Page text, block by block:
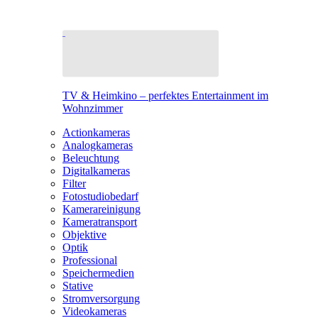
TV & Heimkino – perfektes Entertainment im
Wohnzimmer
Actionkameras
Analogkameras
Beleuchtung
Digitalkameras
Filter
Fotostudiobedarf
Kamerareinigung
Kameratransport
Objektive
Optik
Professional
Speichermedien
Stative
Stromversorgung
Videokameras